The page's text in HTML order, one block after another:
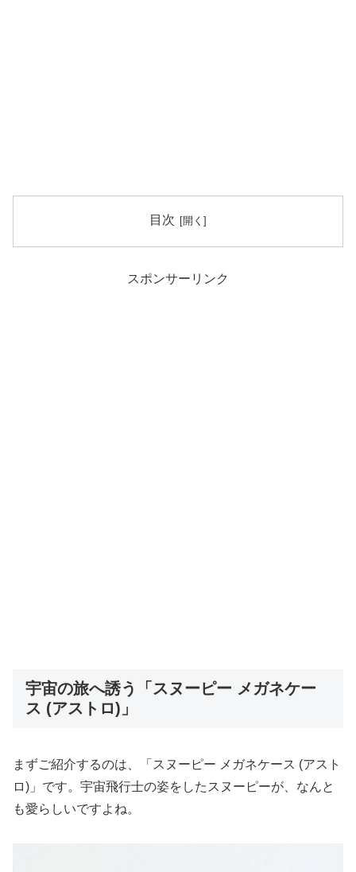
目次
スポンサーリンク
宇宙の旅へ誘う「スヌーピー メガネケー
ス (アストロ)」
まずご紹介するのは、「スヌーピー メガネケース (アスト
ロ)」です。宇宙飛行士の姿をしたスヌーピーが、なんと
も愛らしいですよね。